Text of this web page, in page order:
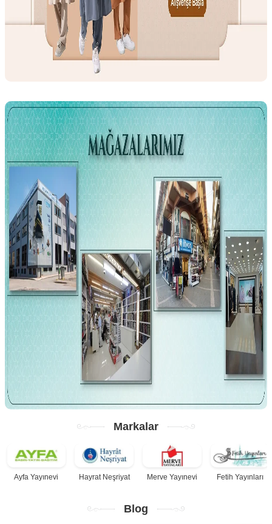
Markalar
Ayfa Yayınevi Hayrat Neşriyat Merve Yayınevi Fetih Yayınları
Blog